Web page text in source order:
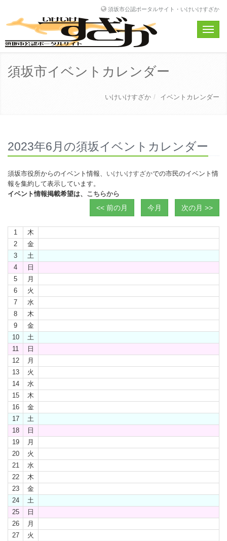
須坂市公認ポータルサイト・いけいけすざか
Toggle
須坂市イベントカレンダー
いけいけすざか イベントカレンダー
2023年6月の須坂イベントカレンダー
須坂市役所からのイベント情報、 いけいけすざかでの市民のイベント情
報を集約して表示しています。
イベント情報掲載希望は、 こちらから
<< 前の月 今月 次の月 >>
1
木
2
金
3
土
4
日
5
月
6
火
7
水
8
木
9
金
10
土
11
日
12
月
13
火
14
水
15
木
16
金
17
土
18
日
19
月
20
火
21
水
22
木
23
金
24
土
25
日
26
月
27
火